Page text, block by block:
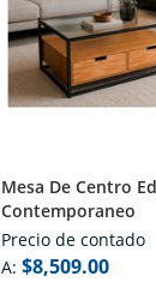
Mesa De Centro
Contemporaneo
Precio de contado
A: $8,509.00